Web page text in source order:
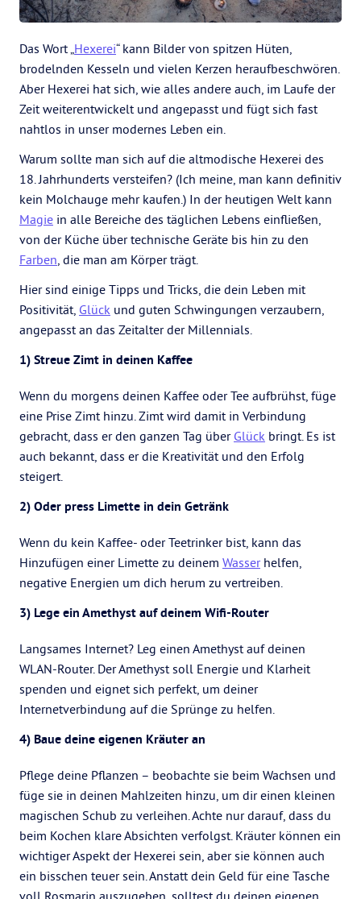
Das Wort „Hexerei“ kann Bilder von spitzen Hüten,
brodelnden Kesseln und vielen Kerzen heraufbeschwören.
Aber Hexerei hat sich, wie alles andere auch, im Laufe der
Zeit weiterentwickelt und angepasst und fügt sich fast
nahtlos in unser modernes Leben ein.
Warum sollte man sich auf die altmodische Hexerei des
18. Jahrhunderts versteifen? (Ich meine, man kann definitiv
kein Molchauge mehr kaufen.) In der heutigen Welt kann
Magie in alle Bereiche des täglichen Lebens einfließen,
von der Küche über technische Geräte bis hin zu den
Farben, die man am Körper trägt.
Hier sind einige Tipps und Tricks, die dein Leben mit
Positivität, Glück und guten Schwingungen verzaubern,
angepasst an das Zeitalter der Millennials.
1) Streue Zimt in deinen Kaffee
Wenn du morgens deinen Kaffee oder Tee aufbrühst, füge
eine Prise Zimt hinzu. Zimt wird damit in Verbindung
gebracht, dass er den ganzen Tag über Glück bringt. Es ist
auch bekannt, dass er die Kreativität und den Erfolg
steigert.
2) Oder press Limette in dein Getränk
Wenn du kein Kaffee- oder Teetrinker bist, kann das
Hinzufügen einer Limette zu deinem Wasserhelfen,
negative Energien um dich herum zu vertreiben.
3) Lege ein Amethyst auf deinem Wifi-Router
Langsames Internet? Leg einen Amethyst auf deinen
WLAN-Router. Der Amethyst soll Energie und Klarheit
spenden und eignet sich perfekt, um deiner
Internetverbindung auf die Sprünge zu helfen.
4) Baue deine eigenen Kräuter an
Pflege deine Pflanzen – beobachte sie beim Wachsen und
füge sie in deinen Mahlzeiten hinzu, um dir einen kleinen
magischen Schub zu verleihen. Achte nur darauf, dass du
beim Kochen klare Absichten verfolgst. Kräuter können ein
wichtiger Aspekt der Hexerei sein, aber sie können auch
ein bisschen teuer sein. Anstatt dein Geld für eine Tasche
voll Rosmarin auszugeben, solltest du deinen eigenen